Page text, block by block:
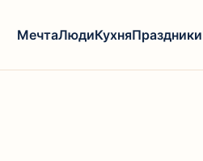
МечтаЛюдиКухняПраздники